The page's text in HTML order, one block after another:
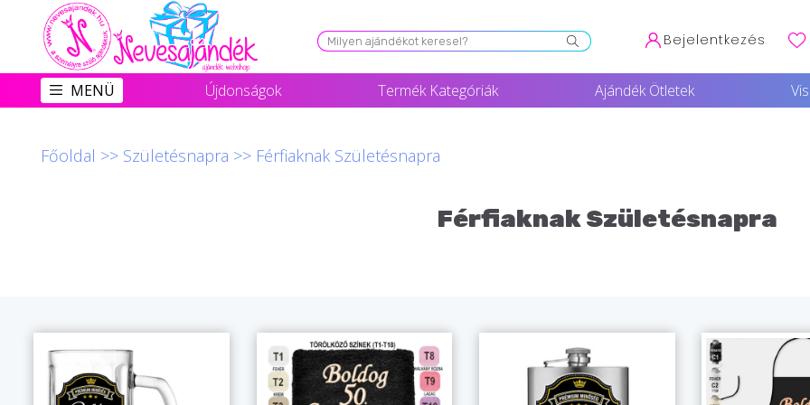
Viszonteladóknak
Újdonságok
Budapest Ajándéktárgyak
Szülinapi ajándékok
Bejelentkezés
MENÜ Újdonságok Termék Kategóriák Ajándék Ötletek
Főoldal >> Születésnapra >> Férfiaknak Születésnapra
Férfiaknak Születésnapra